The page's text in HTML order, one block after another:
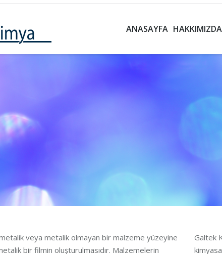
ANASAYFA HAKKIMIZDA
metalik veya metalik olmayan bir malzeme yüzeyine
bir filmin oluşturulmasıdır. Malzemelerin
Galtek